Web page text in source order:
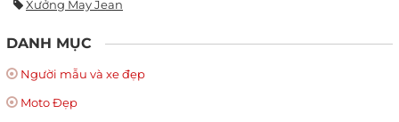
Xưởng May Jean
DANH MỤC
Người mẫu và xe đẹp
Moto Đẹp